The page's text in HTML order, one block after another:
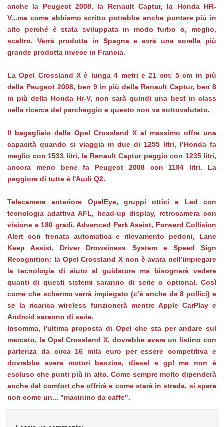
anche la Peugeot 2008, la Renault Captur, la Honda HR-
V...ma come abbiamo scritto potrebbe anche puntare più in
alto perché è stata sviluppata in modo furbo o, meglio,
scaltro. Verrà prodotta in Spagna e avrà una sorella più
grande prodotta invece in Francia.
La Opel Crossland X è lunga 4 metri e 21 cm: 5 cm in più
della Peugeot 2008, ben 9 in più della Renault Captur, ben 8
in più della Honda Hr-V, non sarà quindi una best in class
nella ricerca del parcheggio e questo non va sottovalutato.
Il bagagliaio della Opel Crossland X al massimo offre una
capacità quando si viaggia in due di 1255 litri, l’Honda fa
meglio con 1533 litri, la Renault Captur peggio con 1235 litri,
ancora meno bene fa Peugeot 2008 con 1194 litri. La
peggiore di tutte è l'Audi Q2.
Telecamera anteriore OpelEye, gruppi ottici a Led con
tecnologia adattiva AFL, head-up display, retrocamera con
visione a 180 gradi, Advanced Park Assist, Forward Collision
Alert con frenata automatica e rilevamento pedoni, Lane
Keep Assist, Driver Drowsiness System e Speed Sign
Recognition: la Opel Crossland X non è avara nell’impiegare
la tecnologia di aiuto al guidatore ma bisognerà vedere
quanti di questi sistemi saranno di serie o optional. Così
come che schermo verrà impiegato (c’è anche da 8 pollici) e
se la ricarica wireless funzionerà mentre Apple CarPlay e
Android saranno di serie.
Insomma, l'ultima proposta di Opel che sta per andare sul
mercato, la Opel Crossland X, dovrebbe avere un listino con
partenza da circa 16 mila euro per essere competitiva e
dovrebbe avere motori benzina, diesel e gpl ma non è
escluso che punti più in alto. Come sempre molto dipenderà
anche dal comfort che offrirà e come starà in strada, si spera
non come un... "macinino da caffe".